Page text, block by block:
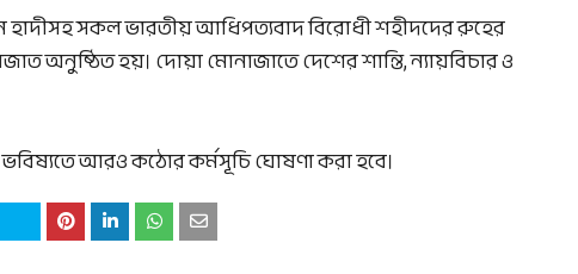
হাদীসহ সকল ভারতীয় আধিপত্যবাদ বিরোধী শহীদদের রুহের
অনুষ্ঠিত হয়। দোয়া মোনাজাতে দেশের শান্তি, ন্যায়বিচার ও
আরও কঠোর কর্মসূচি ঘোষণা করা হবে।